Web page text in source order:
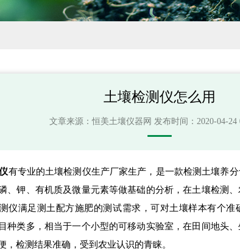
土壤检测仪怎么用
文章来源：恒美土壤仪器网 发布时间：2020-04-24
有专业的土壤检测仪生产厂家生产，是一款检测土壤养
、钾、有机质及微量元素等做基础的分析，在土壤检测
仪满足测土配方施肥的测试需求，可对土壤样本有个准
种类多，相当于一个小型的可移动实验室，在田间地头
，检测结果准确，受到农业认识的青睐。